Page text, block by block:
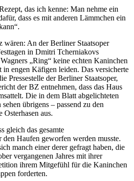
das ich kenne: Man nehme ein
dass es mit anderen Lämmchen ein
An der Berliner Staatsoper
in Dmitri Tcherniakovs
„Ring“ keine echten Kaninchen
engen Käfigen leiden. Das versicherte
Pressestelle der Berliner Staatsoper,
der BZ entnehmen, dass das Haus
Die in dem Blatt abgelichteten
übrigens – passend zu den
Osterhasen aus.
gleich das gesamte
den Haufen geworfen werden musste.
manch einer derer gefragt haben, die
vergangenen Jahres mit ihrer
ihrem Mitgefühl für die Kaninchen
forderten.